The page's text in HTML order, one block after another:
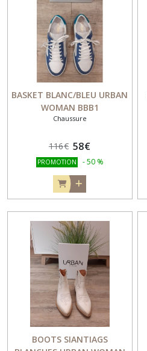
BASKET BLANC/BLEU URBAN
WOMAN BBB1
Chaussure
116€ 58€
PROMOTION -50 %
BOOTS SIANTIAGS